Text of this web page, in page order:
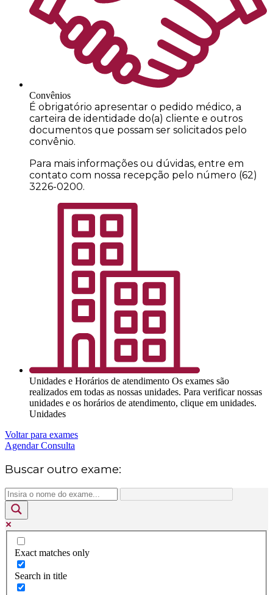
Convênios
É obrigatório apresentar o pedido médico, a
carteira de identidade do(a) cliente e outros
documentos que possam ser solicitados pelo
convênio.
Para mais informações ou dúvidas, entre em
contato com nossa recepção pelo número (62)
3226-0200.
Unidades e Horários de atendimento Os exames são
realizados em todas as nossas unidades. Para verificar nossas
unidades e os horários de atendimento, clique em unidades.
Unidades
Voltar para exames
Agendar Consulta
Buscar outro exame:
Exact matches only
Search in title